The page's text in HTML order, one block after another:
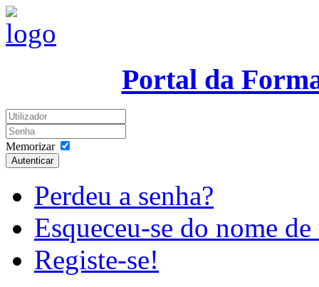
Portal da
Memorizar
Autenticar
Perdeu a senha?
Esqueceu-se do nome
Registe-se!